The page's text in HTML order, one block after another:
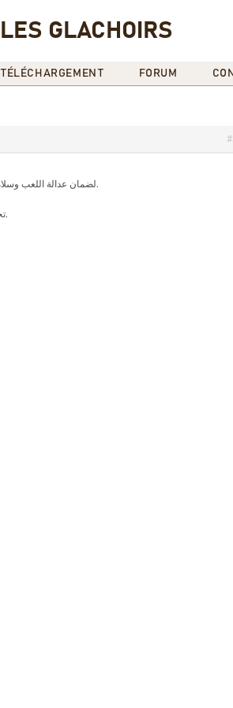
LES GLACHOIRS
TÉLÉCHARGEMENT FORUM
يعتمد الموقع على ترخيص كوراساو الممنوح لشركة Bittech B.V. لضمان عدالة اللعب وسلامة الأموال.
تحتوي منصة الكازينو على ما يزيد عن 4000 لعبة سلوت من مطورين عالميين.